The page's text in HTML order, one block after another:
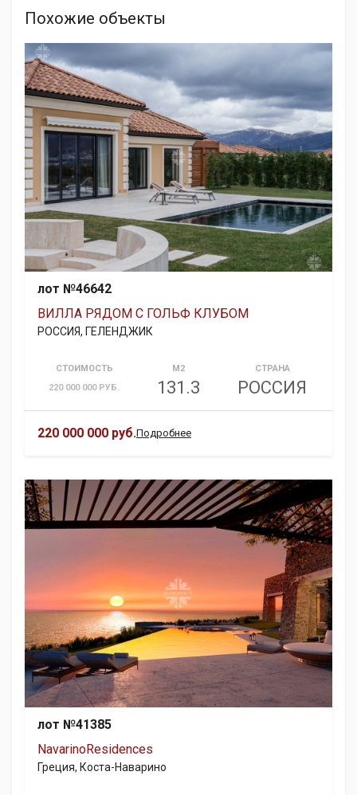
Похожие объекты
лот №46642
ВИЛЛА РЯДОМ С ГОЛЬФ КЛУБОМ
РОССИЯ, ГЕЛЕНДЖИК
СТОИМОСТЬ
220 000 000 РУБ.
М2
131.3
СТРАНА
РОССИЯ
220 000 000 руб.Подробнее
лот №41385
NavarinoResidences
Греция, Коста-Наварино